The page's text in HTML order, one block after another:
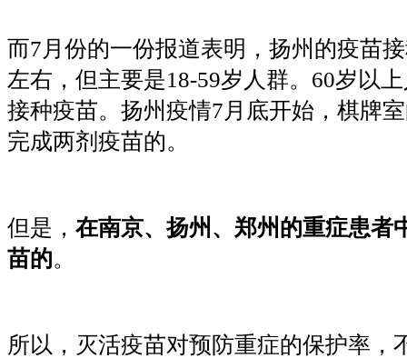
而7月份的一份报道表明，扬州的疫苗
左右，但主要是18-59岁人群。60岁以
接种疫苗。扬州疫情7月底开始，棋牌
完成两剂疫苗的。
但是， 在南京、扬州、郑州的重症患者
苗的。
所以，灭活疫苗对预防重症的保护率，